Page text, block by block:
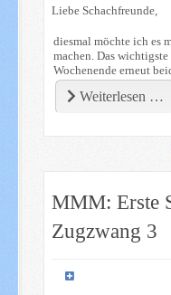
Liebe Schachfreunde,
diesmal möchte ich es
machen. Das
Wochenende erneut
Weiterlesen …
MMM: Erste
Zugzwang 3